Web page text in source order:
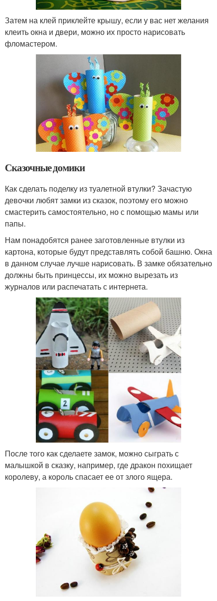
Затем на клей приклейте крышу, если у вас нет желания
клеить окна и двери, можно их просто нарисовать
фломастером.
Сказочные домики
Как сделать поделку из туалетной втулки? Зачастую
девочки любят замки из сказок, поэтому его можно
смастерить самостоятельно, но с помощью мамы или
папы.
Нам понадобятся ранее заготовленные втулки из
картона, которые будут представлять собой башню. Окна
в данном случае лучше нарисовать. В замке обязательно
должны быть принцессы, их можно вырезать из
журналов или распечатать с интернета.
После того как сделаете замок, можно сыграть с
малышкой в сказку, например, где дракон похищает
королеву, а король спасает ее от злого ящера.